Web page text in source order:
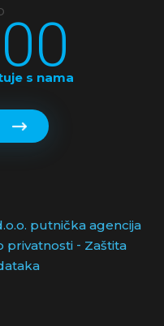
s nama
putnička agencija
privatnosti- Zaštita